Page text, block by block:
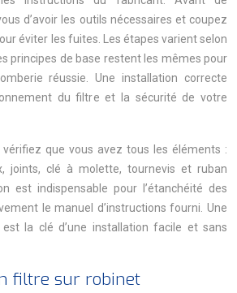
d’avoir les outils nécessaires et coupez
éviter les fuites. Les étapes varient selon
principes de base restent les mêmes pour
réussie. Une installation correcte
du filtre et la sécurité de votre
que vous avez tous les éléments :
joints, clé à molette, tournevis et ruban
est indispensable pour l’étanchéité des
le manuel d’instructions fourni. Une
la clé d’une installation facile et sans
filtre sur robinet